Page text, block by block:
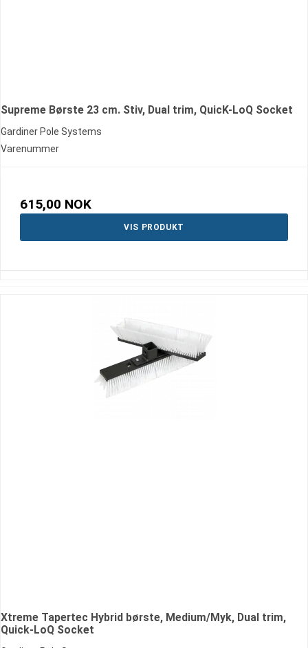
Supreme Børste 23 cm. Stiv, Dual trim, QuicK-LoQ Socket
Gardiner Pole Systems
Varenummer
615,00 NOK
VIS PRODUKT
Xtreme Tapertec Hybrid børste, Medium/Myk, Dual trim,
Quick-LoQ Socket